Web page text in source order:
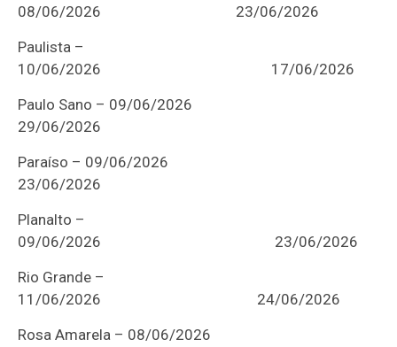
08/06/2026
23/06/2026
Paulista –
10/06/2026
17/06/2026
Paulo Sano – 09/06/2026
29/06/2026
Paraíso – 09/06/2026
23/06/2026
Planalto –
09/06/2026
23/06/2026
Rio Grande –
11/06/2026
24/06/2026
Rosa Amarela – 08/06/2026